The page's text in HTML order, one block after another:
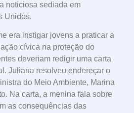
noticiosa sediada em
Unidos.
era instigar jovens a praticar a
cívica na proteção do
deveriam redigir uma carta
Juliana resolveu endereçar o
do Meio Ambiente, Marina
Na carta, a menina fala sobre
as consequências das